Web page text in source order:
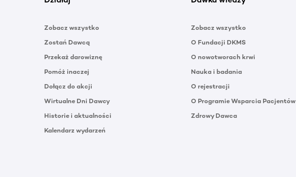
Zobacz wszystko
Zostań Dawcą
Przekaż darowiznę
Pomóż inaczej
Dołącz do akcji
Wirtualne Dni Dawcy
Historie i aktualności
Kalendarz wydarzeń
Zobacz wszystko
O Fundacji DKMS
O nowotworach krwi
Nauka i badania
O rejestracji
O Programie Wsparcia Pacjentów
Zdrowy Dawca